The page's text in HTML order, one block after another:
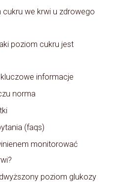
cukru we krwi u zdrowego
poziom cukru jest
informacje
norma
(faqs)
monitorować
poziom glukozy